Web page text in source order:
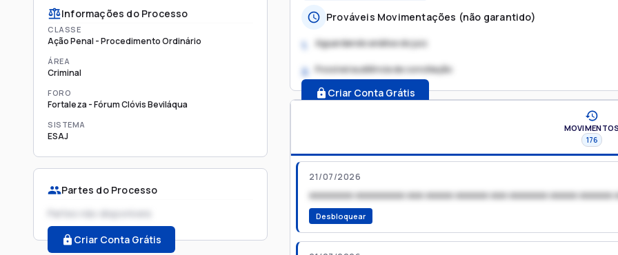
Informações do Processo
CLASSE
Ação Penal - Procedimento Ordinário
ÁREA
Criminal
FORO
Fortaleza - Fórum Clóvis Beviláqua
SISTEMA
ESAJ
Partes do Processo
Partes não disponíveis
Criar Conta Grátis
Prováveis Movimentações (não garantido)
1. Aguardando análise do juiz
2. Possível audiência de conciliação
Criar Conta Grátis
MOVIMENTOS
176
21/07/2026
xxxxxxxx xxxxxxxxx xxx xxxxx xxxxxx xxx xxxxxxx xxxxx xxxxxx
Desbloquear